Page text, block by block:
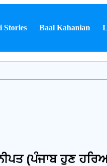
Stories Baal Kahanian
(ਪੰਜਾਬ ਹੁਣ